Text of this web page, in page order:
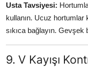
Usta Tavsiyesi:
kullanın. Ucuz hortumlar
sıkıca bağlayın. Gevşek
9. V Kayışı